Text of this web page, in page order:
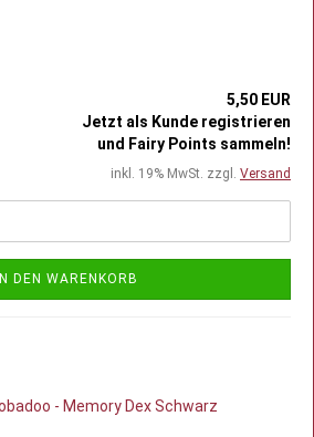
5,50 EUR
Jetzt als Kunde registrieren
und Fairy Points sammeln!
inkl. 19% MwSt. zzgl. Versand
IN DEN WARENKORB